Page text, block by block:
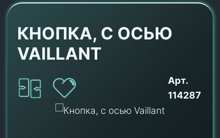
КНОПКА, С ОСЬЮ
VAILLANT
Арт.
114287